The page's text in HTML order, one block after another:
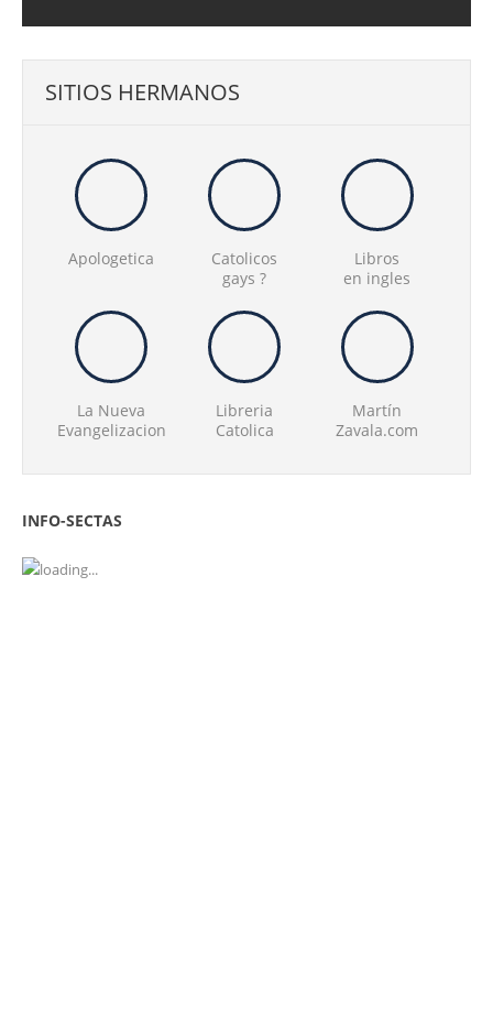
SITIOS HERMANOS
Apologetica
Catolicos
gays ?
Libros
en ingles
La Nueva
Evangelizacion
Libreria
Catolica
Martín
Zavala.com
INFO-SECTAS